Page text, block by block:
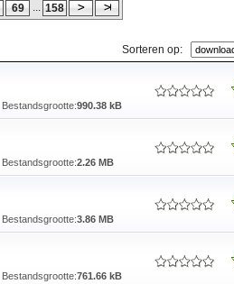
69 ... 158
Sorteren op:
Bestandsgrootte:990.38 kB
Bestandsgrootte:2.26 MB
Bestandsgrootte:3.86 MB
Bestandsgrootte:761.66 kB